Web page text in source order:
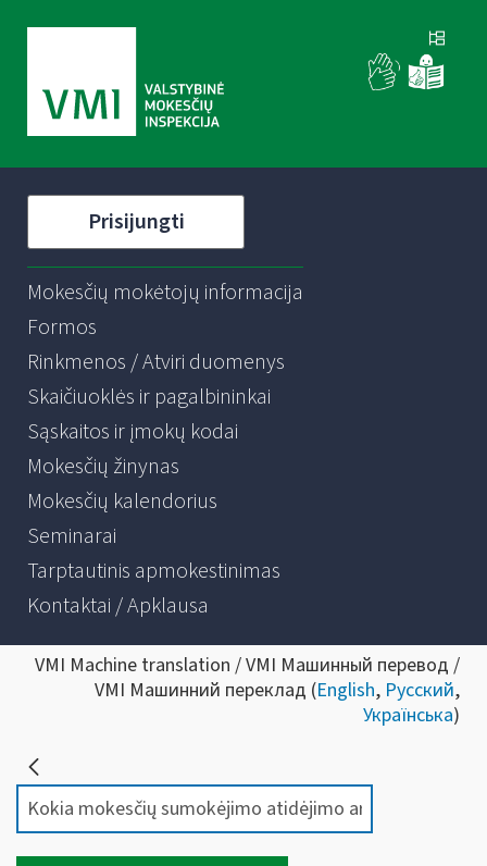
Prisijungti
Mokesčių mokėtojų informacija
Formos
Rinkmenos / Atviri duomenys
Skaičiuoklės ir pagalbininkai
Sąskaitos ir įmokų kodai
Mokesčių žinynas
Mokesčių kalendorius
Seminarai
Tarptautinis apmokestinimas
Kontaktai / Apklausa
VMI Machine translation / VMI Машинный перевод /
VMI Машинний переклад (English, Русский,
Українська)